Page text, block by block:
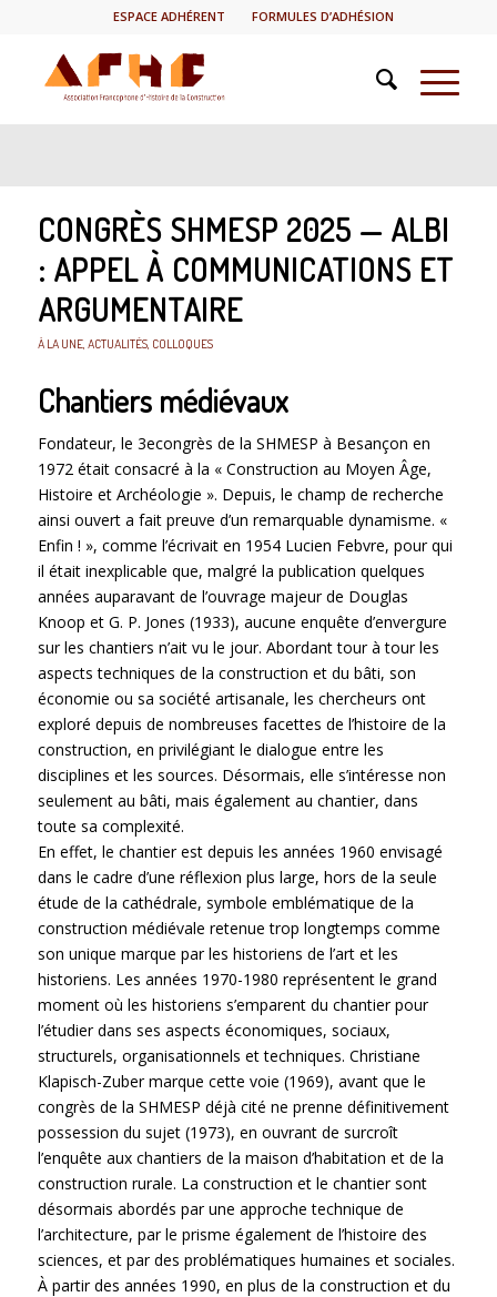
ESPACE ADHÉRENT FORMULES D’ADHÉSION
CONGRÈS SHMESP 2025 — ALBI
: APPEL À COMMUNICATIONS ET
ARGUMENTAIRE
À LA UNE, ACTUALITÉS, COLLOQUES
Chantiers médiévaux
Fondateur, le 3econgrès de la SHMESP à Besançon en
1972 était consacré à la « Construction au Moyen Âge,
Histoire et Archéologie ». Depuis, le champ de recherche
ainsi ouvert a fait preuve d’un remarquable dynamisme. «
Enfin ! », comme l’écrivait en 1954 Lucien Febvre, pour qui
il était inexplicable que, malgré la publication quelques
années auparavant de l’ouvrage majeur de Douglas
Knoop et G. P. Jones (1933), aucune enquête d’envergure
sur les chantiers n’ait vu le jour. Abordant tour à tour les
aspects techniques de la construction et du bâti, son
économie ou sa société artisanale, les chercheurs ont
exploré depuis de nombreuses facettes de l’histoire de la
construction, en privilégiant le dialogue entre les
disciplines et les sources. Désormais, elle s’intéresse non
seulement au bâti, mais également au chantier, dans
toute sa complexité.
En effet, le chantier est depuis les années 1960 envisagé
dans le cadre d’une réflexion plus large, hors de la seule
étude de la cathédrale, symbole emblématique de la
construction médiévale retenue trop longtemps comme
son unique marque par les historiens de l’art et les
historiens. Les années 1970-1980 représentent le grand
moment où les historiens s’emparent du chantier pour
l’étudier dans ses aspects économiques, sociaux,
structurels, organisationnels et techniques. Christiane
Klapisch-Zuber marque cette voie (1969), avant que le
congrès de la SHMESP déjà cité ne prenne définitivement
possession du sujet (1973), en ouvrant de surcroît
l’enquête aux chantiers de la maison d’habitation et de la
construction rurale. La construction et le chantier sont
désormais abordés par une approche technique de
l’architecture, par le prisme également de l’histoire des
sciences, et par des problématiques humaines et sociales.
À partir des années 1990, en plus de la construction et du